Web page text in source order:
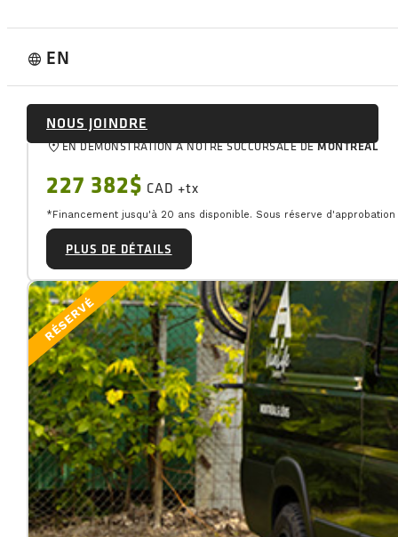
language EN
NOUS JOINDRE
Kilométrage:
location_onEN DÉMONSTRATION À NOTRE SUCCURSALE DEMONTREAL
227 382$ CAD +tx
*Financement jusqu'à 20 ans disponible. Sous réserve
PLUS DE DÉTAILS
RÉSERVÉ